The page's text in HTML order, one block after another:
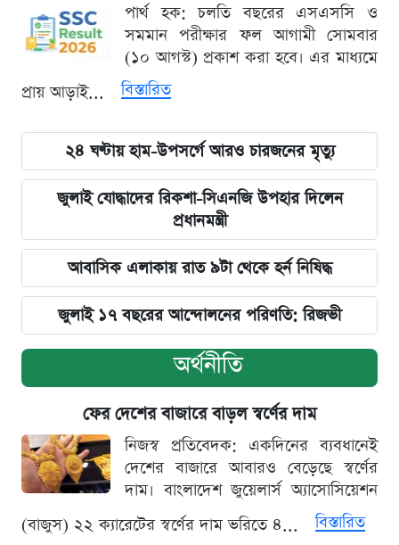
পার্থ হক: চলতি বছরের এসএসসি ও
সমমান পরীক্ষার ফল আগামী সোমবার
(১০ আগস্ট) প্রকাশ করা হবে। এর মাধ্যমে
প্রায় আড়াই...
বিস্তারিত
২৪ ঘণ্টায় হাম-উপসর্গে আরও চারজনের মৃত্যু
জুলাই যোদ্ধাদের রিকশা-সিএনজি উপহার দিলেন
প্রধানমন্ত্রী
আবাসিক এলাকায় রাত ৯টা থেকে হর্ন নিষিদ্ধ
জুলাই ১৭ বছরের আন্দোলনের পরিণতি: রিজভী
অর্থনীতি
ফের দেশের বাজারে বাড়ল স্বর্ণের দাম
নিজস্ব প্রতিবেদক: একদিনের ব্যবধানেই
দেশের বাজারে আবারও বেড়েছে স্বর্ণের
দাম। বাংলাদেশ জুয়েলার্স অ্যাসোসিয়েশন
(বাজুস) ২২ ক্যারেটের স্বর্ণের দাম ভরিতে ৪...
বিস্তারিত